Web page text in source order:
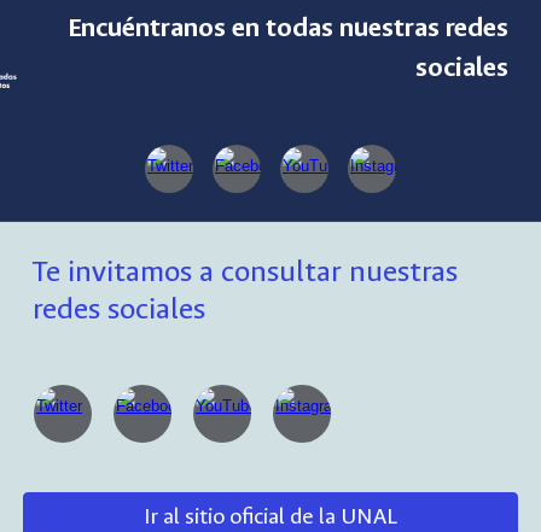
Encuéntranos en todas nuestras redes
sociales
Te invitamos a consultar nuestras
redes sociales
Ir al sitio oficial de la UNAL